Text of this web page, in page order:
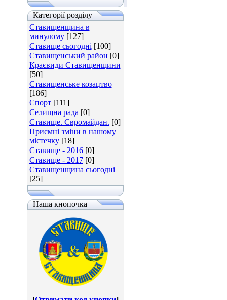
Категорії розділу
Ставищенщина в
минулому [127]
Ставище сьогодні [100]
Ставищенський район [0]
Краєвиди Ставищенщини
[50]
Ставищенське козацтво
[186]
Спорт [111]
Селищна рада [0]
Ставище. Євромайдан. [0]
Приємні зміни в нашому
містечку [18]
Ставище - 2016 [0]
Ставище - 2017 [0]
Ставищенщина сьогодні
[25]
Наша кнопочка